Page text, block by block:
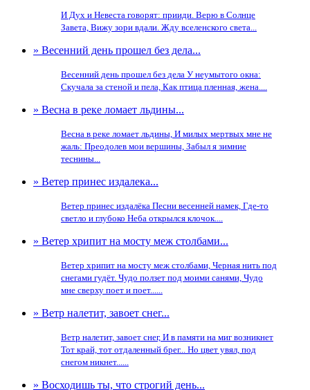
И Дух и Невеста говорят: прииди. Верю в Солнце
Завета, Вижу зори вдали. Жду вселенского света...
» Весенний день прошел без дела...
Весенний день прошел без дела У неумытого окна:
Скучала за стеной и пела, Как птица пленная, жена....
» Весна в реке ломает льдины...
Весна в реке ломает льдины, И милых мертвых мне не
жаль: Преодолев мои вершины, Забыл я зимние
теснины...
» Ветер принес издалека...
Ветер принес издалёка Песни весенней намек, Где-то
светло и глубоко Неба открылся клочок....
» Ветер хрипит на мосту меж столбами...
Ветер хрипит на мосту меж столбами, Черная нить под
снегами гудёт. Чудо ползет под моими санями, Чудо
мне сверху поет и поет......
» Ветр налетит, завоет снег...
Ветр налетит, завоет снег, И в памяти на миг возникнет
Тот край, тот отдаленный брег... Но цвет увял, под
снегом никнет......
» Восходишь ты, что строгий день...